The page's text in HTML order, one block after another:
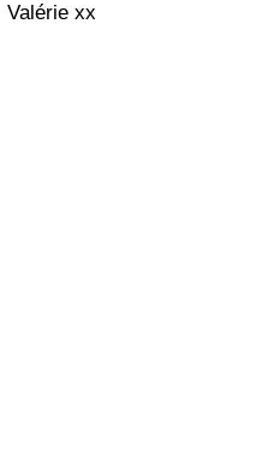
Valérie xx